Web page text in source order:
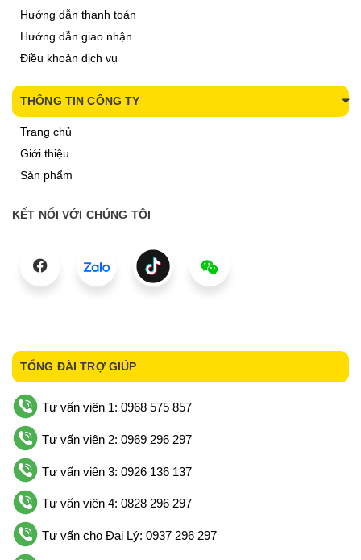
Hướng dẫn thanh toán
Hướng dẫn giao nhận
Điều khoản dịch vụ
THÔNG TIN CÔNG TY
Trang chủ
Giới thiệu
Sản phẩm
KẾT NỐI VỚI CHÚNG TÔI
TỔNG ĐÀI TRỢ GIÚP
Tư vấn viên 1: 0968 575 857
Tư vấn viên 2: 0969 296 297
Tư vấn viên 3: 0926 136 137
Tư vấn viên 4: 0828 296 297
Tư vấn cho Đại Lý: 0937 296 297